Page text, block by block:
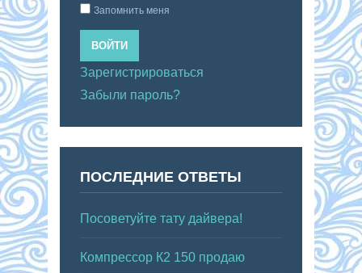
Запомнить меня
ВОЙТИ
Зарегистрироваться
Забыли пароль?
ПОСЛЕДНИЕ ОТВЕТЫ
Посоветуйте тату дайвера!
Компрессор К2 150 продаю